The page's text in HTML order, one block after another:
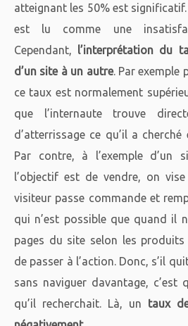
atteignant les 50% est
est lu comme une
Cependant, l’interprétation du
d’un site à un autre. Par exemple
ce taux est normalement
que l’internaute trouve
d’atterrissage ce qu’il a
Par contre, à l’exemple d’un
l’objectif est de vendre, on
visiteur passe commande et
qui n’est possible que quand il
pages du site selon les produits
de passer à l’action. Donc, s’il
sans naviguer davantage, c’est
qu’il recherchait. Là, un taux